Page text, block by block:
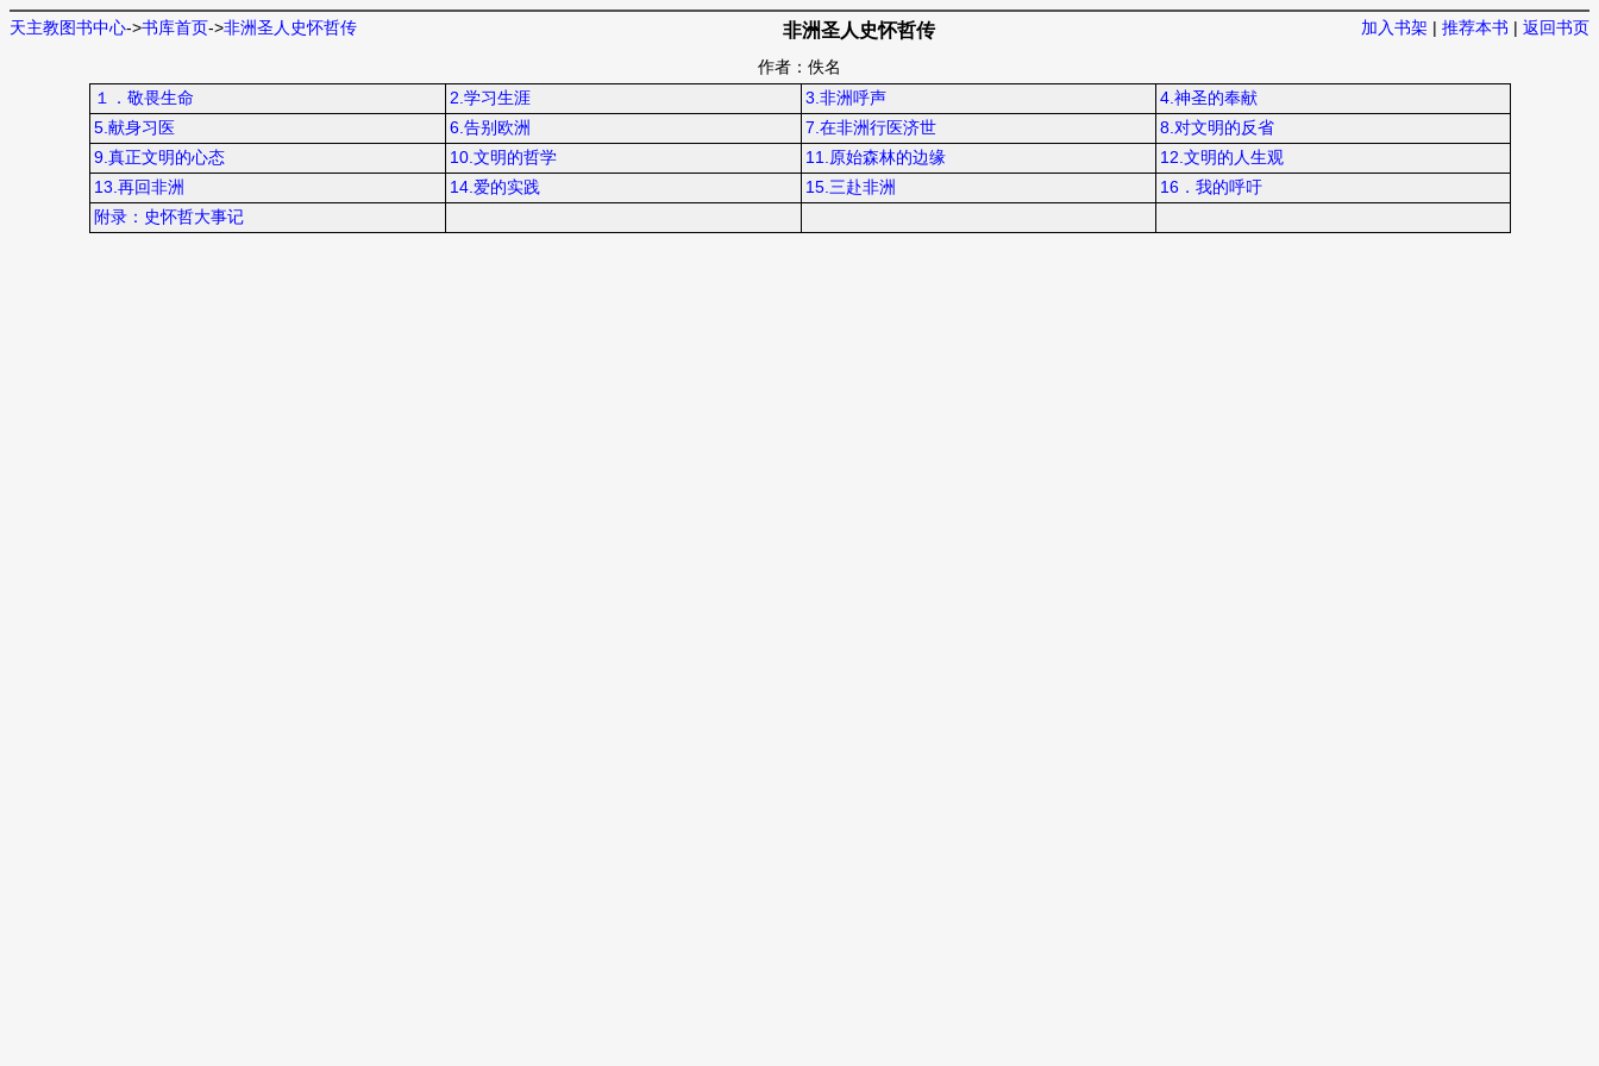
天主教图书中心->书库首页->非洲圣人史怀哲传 加入书架 | 推荐本书 | 返回书页
非洲圣人史怀哲传
作者：佚名
１．敬畏生命
2.学习生涯 3.非洲呼声
4.神圣的奉献
5.献身习医
6.告别欧洲 7.在非洲行医济世
8.对文明的反省
9.真正文明的心态
10.文明的哲学 11.原始森林的边缘
12.文明的人生观
13.再回非洲
14.爱的实践 15.三赴非洲
16．我的呼吁
附录：史怀哲大事记